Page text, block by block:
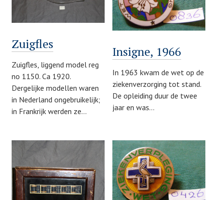
Zuigfles
Zuigfles, liggend model reg
no 1150. Ca 1920.
Dergelijke modellen waren
in Nederland ongebruikelijk;
in Frankrijk werden ze…
Insigne, 1966
In 1963 kwam de wet op de
ziekenverzorging tot stand.
De opleiding duur de twee
jaar en was…